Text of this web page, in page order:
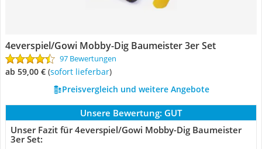
4everspiel/Gowi Mobby-Dig Baumeister 3er Set
97 Bewertungen
ab 59,00 € ( Sofort lieferbar)
Preisvergleich und weitere Angebote
Unsere Bewertung: GUT
Unser Fazit für 4everspiel/Gowi Mobby-Dig Baumeister
3er Set: